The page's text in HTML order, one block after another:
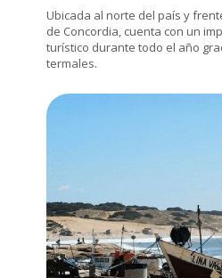
Ubicada al norte del país y
de Concordia, cuenta con un
turístico durante todo el año
termales.